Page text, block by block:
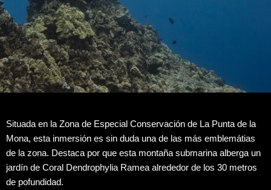
Situada en la Zona de Especial Conservación de La Punta de la
Mona, esta inmersión es sin duda una de las más emblemátias
de la zona. Destaca por que esta montaña submarina alberga un
jardín de Coral Dendrophylia Ramea alrededor de los 30 metros
de pofundidad.